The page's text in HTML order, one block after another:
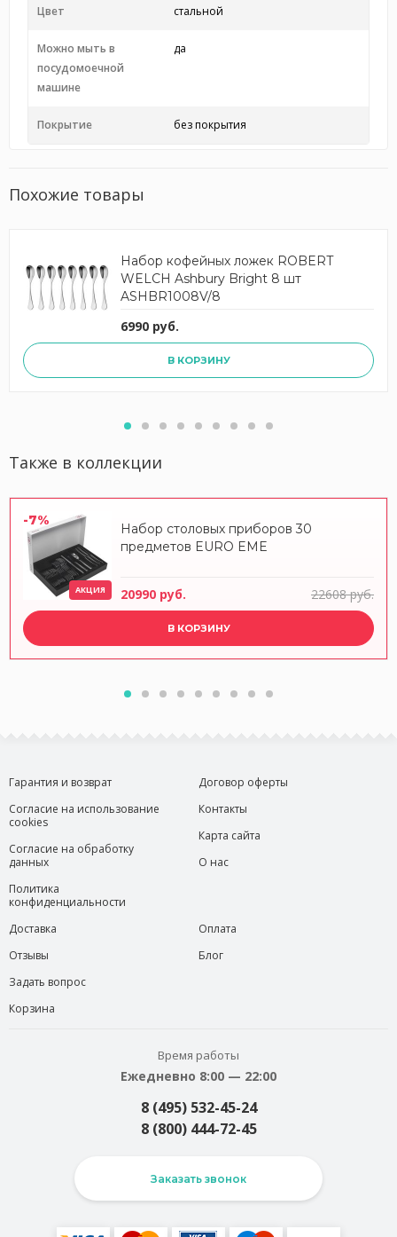
Цвет стальной
Можно мыть в
посудомоечной
машине
да
Покрытие без покрытия
Похожие товары
Набор кофейных ложек ROBERT
WELCH Ashbury Bright 8 шт
ASHBR1008V/8
6990 руб.
В КОРЗИНУ
Также в коллекции
-7%
АКЦИЯ
Набор столовых приборов 30
предметов EURO EME
20990 руб. 22608 руб.
В КОРЗИНУ
Гарантия и возврат
Согласие на использование
cookies
Согласие на обработку
данных
Политика
конфиденциальности
Договор оферты
Контакты
Карта сайта
О нас
Доставка
Отзывы
Задать вопрос
Корзина
Оплата
Блог
Время работы
Ежедневно 8:00 — 22:00
8 (495) 532-45-24
8 (800) 444-72-45
Заказать звонок